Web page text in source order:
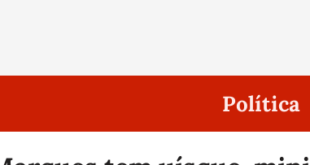
Política